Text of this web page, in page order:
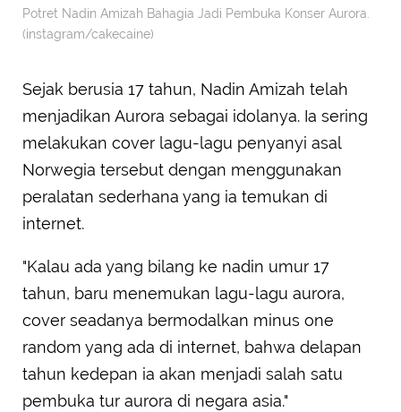
Potret Nadin Amizah Bahagia Jadi Pembuka Konser Aurora.
(instagram/cakecaine)
Sejak berusia 17 tahun, Nadin Amizah telah
menjadikan Aurora sebagai idolanya. Ia sering
melakukan cover lagu-lagu penyanyi asal
Norwegia tersebut dengan menggunakan
peralatan sederhana yang ia temukan di
internet.
"Kalau ada yang bilang ke nadin umur 17
tahun, baru menemukan lagu-lagu aurora,
cover seadanya bermodalkan minus one
random yang ada di internet, bahwa delapan
tahun kedepan ia akan menjadi salah satu
pembuka tur aurora di negara asia."